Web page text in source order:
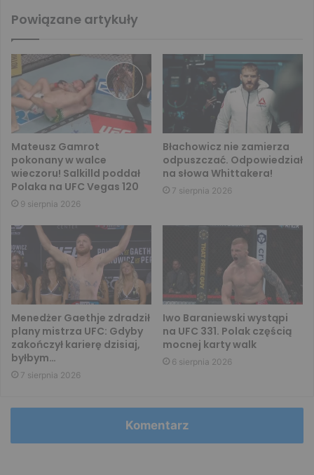
Powiązane artykuły
Mateusz Gamrot
pokonany w walce
wieczoru! Salkilld poddał
Polaka na UFC Vegas 120
9 sierpnia 2026
Błachowicz nie zamierza
odpuszczać. Odpowiedział
na słowa Whittakera!
7 sierpnia 2026
Menedżer Gaethje zdradził
plany mistrza UFC: Gdyby
zakończył karierę dzisiaj,
byłbym…
7 sierpnia 2026
Iwo Baraniewski wystąpi
na UFC 331. Polak częścią
mocnej karty walk
6 sierpnia 2026
Komentarz